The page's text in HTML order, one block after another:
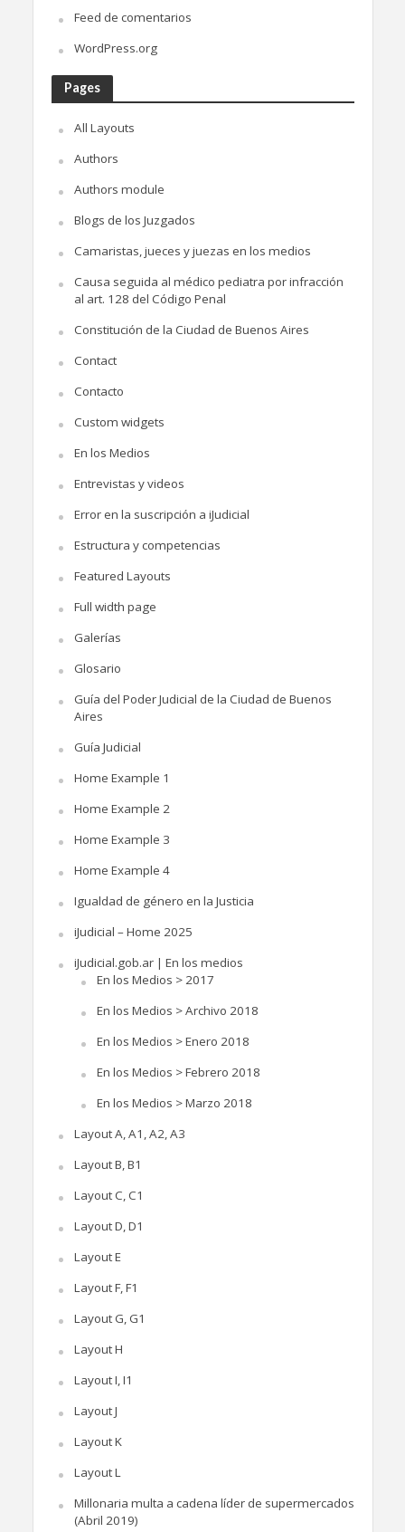
Feed de comentarios
WordPress.org
Pages
All Layouts
Authors
Authors module
Blogs de los Juzgados
Camaristas, jueces y juezas en los medios
Causa seguida al médico pediatra por infracción
al art. 128 del Código Penal
Constitución de la Ciudad de Buenos Aires
Contact
Contacto
Custom widgets
En los Medios
Entrevistas y videos
Error en la suscripción a iJudicial
Estructura y competencias
Featured Layouts
Full width page
Galerías
Glosario
Guía del Poder Judicial de la Ciudad de Buenos
Aires
Guía Judicial
Home Example 1
Home Example 2
Home Example 3
Home Example 4
Igualdad de género en la Justicia
iJudicial – Home 2025
iJudicial.gob.ar | En los medios
En los Medios > 2017
En los Medios > Archivo 2018
En los Medios > Enero 2018
En los Medios > Febrero 2018
En los Medios > Marzo 2018
Layout A, A1, A2, A3
Layout B, B1
Layout C, C1
Layout D, D1
Layout E
Layout F, F1
Layout G, G1
Layout H
Layout I, I1
Layout J
Layout K
Layout L
Millonaria multa a cadena líder de supermercados
(Abril 2019)